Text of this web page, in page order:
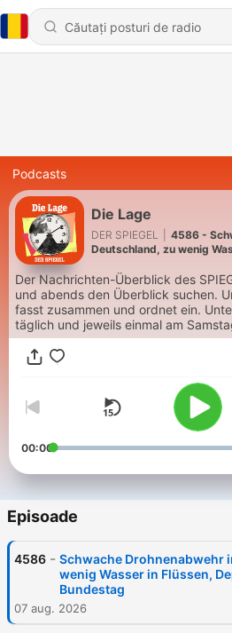
Podcasts
Die Lage
DER SPIEGEL
4586 -
Deutschland, zu wenig
Der Nachrichten-Überblick des
und abends den Überblick suchen.
fasst zusammen und ordnet ein.
täglich und jeweils einmal am
00:00
Episoade
4586 - Schwache Drohnenabwehr
wenig Wasser in Flüssen,
Bundestag
07 aug. 2026